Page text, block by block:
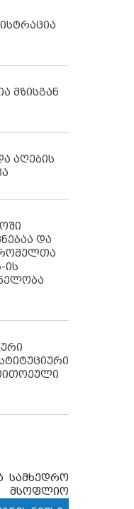
მზისგან
აღების
და
ის
სამხედრო
მსოფლიო